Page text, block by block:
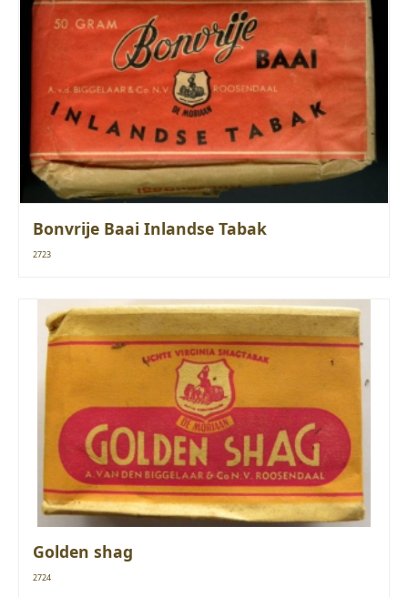
Bonvrije Baai Inlandse Tabak
2723
Golden shag
2724